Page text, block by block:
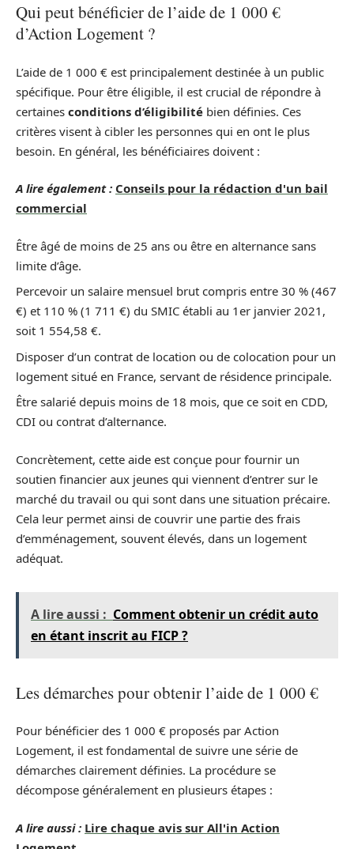
Qui peut bénéficier de l’aide de 1 000 €
d’Action Logement ?
L’aide de 1 000 € est principalement destinée à un public
spécifique. Pour être éligible, il est crucial de répondre à
certaines conditions d’éligibilité bien définies. Ces
critères visent à cibler les personnes qui en ont le plus
besoin. En général, les bénéficiaires doivent :
A lire également : Conseils pour la rédaction d'un bail
commercial
Être âgé de moins de 25 ans ou être en alternance sans
limite d’âge.
Percevoir un salaire mensuel brut compris entre 30 % (467
€) et 110 % (1 711 €) du SMIC établi au 1er janvier 2021,
soit 1 554,58 €.
Disposer d’un contrat de location ou de colocation pour un
logement situé en France, servant de résidence principale.
Être salarié depuis moins de 18 mois, que ce soit en CDD,
CDI ou contrat d’alternance.
Concrètement, cette aide est conçue pour fournir un
soutien financier aux jeunes qui viennent d’entrer sur le
marché du travail ou qui sont dans une situation précaire.
Cela leur permet ainsi de couvrir une partie des frais
d’emménagement, souvent élevés, dans un logement
adéquat.
A lire aussi : Comment obtenir un crédit auto
en étant inscrit au FICP ?
Les démarches pour obtenir l’aide de 1 000 €
Pour bénéficier des 1 000 € proposés par Action
Logement, il est fondamental de suivre une série de
démarches clairement définies. La procédure se
décompose généralement en plusieurs étapes :
A lire aussi : Lire chaque avis sur All'in Action